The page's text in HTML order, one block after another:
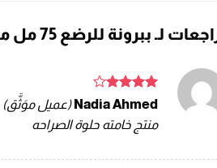
ببرونة للرضع 75 مل من بينك
تم
من 5
Nadia Ahmed (عميل موَثَّق)
منتج خامته حلوة الصراحه